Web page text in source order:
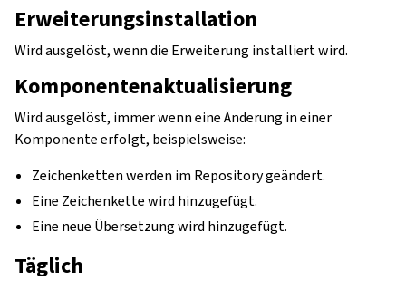
Erweiterungsinstallation
Wird ausgelöst, wenn die Erweiterung installiert wird.
Komponentenaktualisierung
Wird ausgelöst, immer wenn eine Änderung in einer
Komponente erfolgt, beispielsweise:
Zeichenketten werden im Repository geändert.
Eine Zeichenkette wird hinzugefügt.
Eine neue Übersetzung wird hinzugefügt.
Täglich